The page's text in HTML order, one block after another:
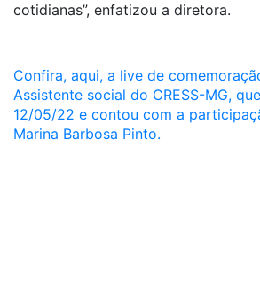
cotidianas”, enfatizou a diretora.
Confira, aqui, a live de
Assistente social do CRESS-MG,
12/05/22 e contou com a
Marina Barbosa Pinto.